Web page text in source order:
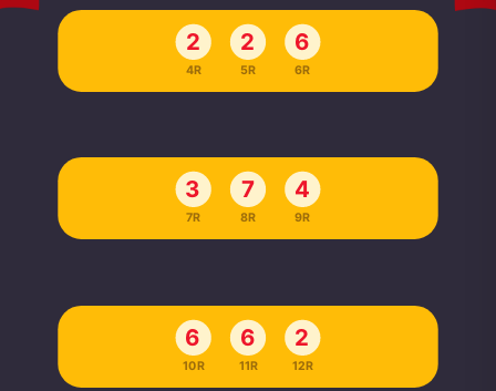
2
4R
2
5R
6
6R
3
7R
7
8R
4
9R
6
10R
6
11R
2
12R